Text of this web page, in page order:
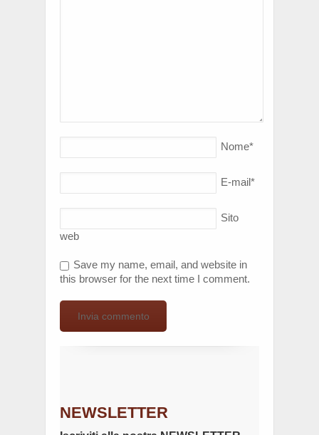
Nome*
E-mail*
Sito
web
Save my name, email, and website in
this browser for the next time I comment.
NEWSLETTER